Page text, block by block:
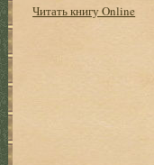
Читать книгу Online